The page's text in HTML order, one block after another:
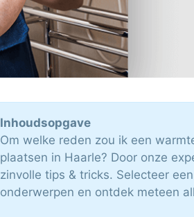
Inhoudsopgave
Om welke reden zou ik een
plaatsen in Haarle? Door onze
zinvolle tips & tricks. Selecteer
onderwerpen en ontdek meteen